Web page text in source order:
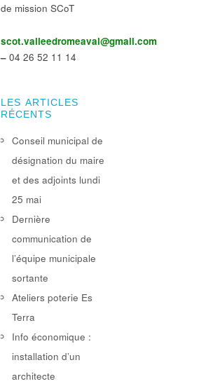
de mission SCoT
scot.valleedromeaval@gmail.com
– 04 26 52 11 14
LES ARTICLES
RÉCENTS
Conseil municipal de
désignation du maire
et des adjoints lundi
25 mai
Dernière
communication de
l’équipe municipale
sortante
Ateliers poterie Es
Terra
Info économique :
installation d’un
architecte